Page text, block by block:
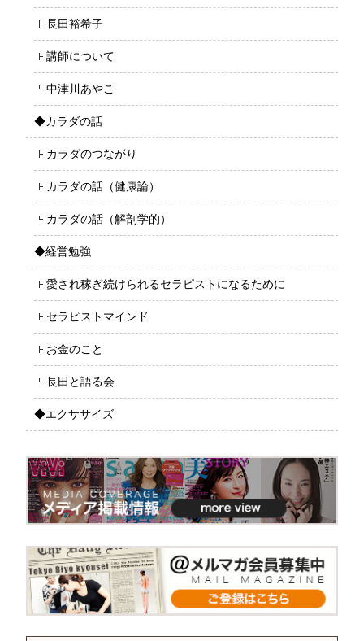
長田裕希子
講師について
中津川あやこ
◆カラダの話
カラダのつながり
カラダの話（健康論）
カラダの話（解剖学的）
◆経営勉強
愛され稼ぎ続けられるセラピストになるために
セラピストマインド
お金のこと
長田と語る会
◆エクササイズ